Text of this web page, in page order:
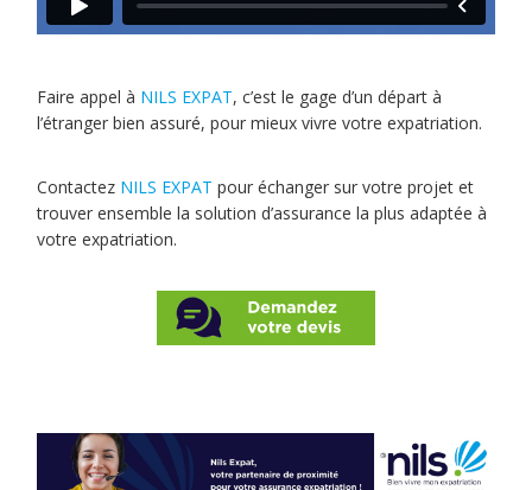
Faire appel à NILS EXPAT, c’est le gage d’un départ à
l’étranger bien assuré, pour mieux vivre votre expatriation.
Contactez NILS EXPAT pour échanger sur votre projet et
trouver ensemble la solution d’assurance la plus adaptée à
votre expatriation.